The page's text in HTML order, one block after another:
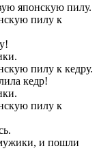
японскую пилу.
пилу к
пилу к кедру.
кедр!
пилу к
и пошли